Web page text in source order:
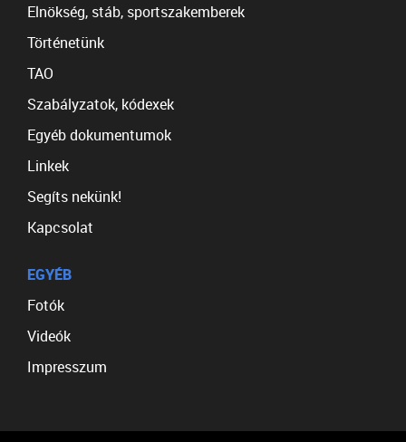
Elnökség, stáb, sportszakemberek
Történetünk
TAO
Szabályzatok, kódexek
Egyéb dokumentumok
Linkek
Segíts nekünk!
Kapcsolat
EGYÉB
Fotók
Videók
Impresszum